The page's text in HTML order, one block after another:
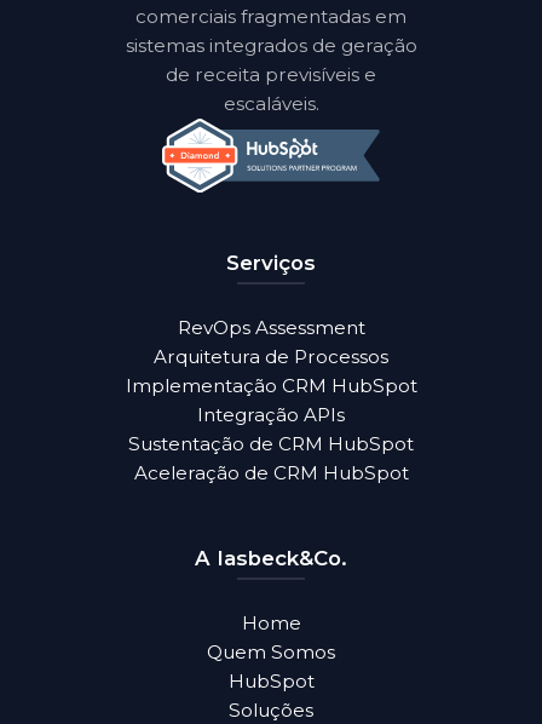
comerciais fragmentadas em
sistemas integrados de geração
de receita previsíveis e
escaláveis.
Serviços
RevOps Assessment
Arquitetura de Processos
Implementação CRM HubSpot
Integração APIs
Sustentação de CRM HubSpot
Aceleração de CRM HubSpot
A Iasbeck&Co.
Home
Quem Somos
HubSpot
Soluções